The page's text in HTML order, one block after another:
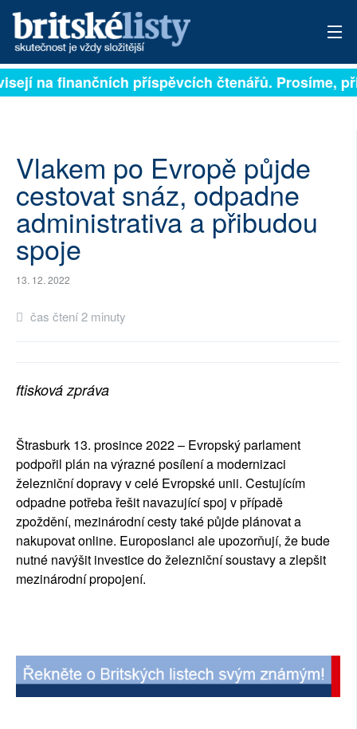
PŘIHLÁSIT
ARCHIV
ROZHOVORY
TÉMATA
NEJČTENĚJŠÍ ZA 7 DNÍ
PLNÁ VERZE STRÁNEK
na finančních příspěvcích čtenářů. Prosíme,
Vlakem po Evropě půjde
cestovat snáz, odpadne
administrativa a přibudou
spoje
13. 12. 2022
čas čtení 2 minuty
ftisková zpráva
Štrasburk 13. prosince 2022 – Evropský parlament
podpořil plán na výrazné posílení a modernizaci
železniční dopravy v celé Evropské unii. Cestujícím
odpadne potřeba řešit navazující spoj v případě
zpoždění, mezinárodní cesty také půjde plánovat a
nakupovat online. Europoslanci ale upozorňují, že bude
nutné navýšit investice do železniční soustavy a zlepšit
mezinárodní propojení.